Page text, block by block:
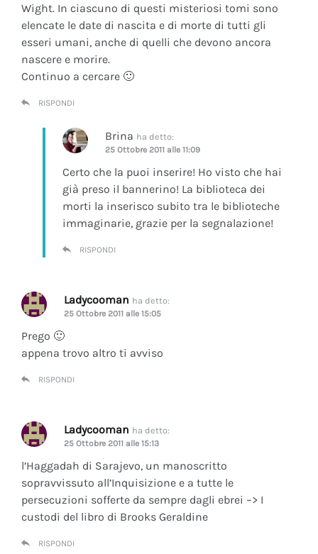
Wight. In ciascuno di questi misteriosi tomi sono
elencate le date di nascita e di morte di tutti gli
esseri umani, anche di quelli che devono ancora
nascere e morire.
Continuo a cercare 🙂
RISPONDI
Brina ha detto:
25 Ottobre 2011 alle 11:09
Certo che la puoi inserire! Ho visto che hai
già preso il bannerino! La biblioteca dei
morti la inserisco subito tra le biblioteche
immaginarie, grazie per la segnalazione!
RISPONDI
Ladycooman ha detto:
25 Ottobre 2011 alle 15:05
Prego 🙂
appena trovo altro ti avviso
RISPONDI
Ladycooman ha detto:
25 Ottobre 2011 alle 15:13
l’Haggadah di Sarajevo, un manoscritto
sopravvissuto all’Inquisizione e a tutte le
persecuzioni sofferte da sempre dagli ebrei –> I
custodi del libro di Brooks Geraldine
RISPONDI